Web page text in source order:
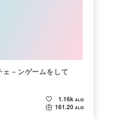
－ンゲームをして
1.16k ALIS
161.20 ALIS